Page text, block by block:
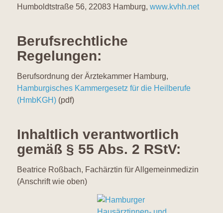
Humboldtstraße 56, 22083 Hamburg, www.kvhh.net
Berufsrechtliche
Regelungen:
Berufsordnung der Ärztekammer Hamburg,
Hamburgisches Kammergesetz für die Heilberufe
(HmbKGH)(pdf)
Inhaltlich verantwortlich
gemäß § 55 Abs. 2 RStV:
Beatrice Roßbach, Fachärztin für Allgemeinmedizin
(Anschrift wie oben)